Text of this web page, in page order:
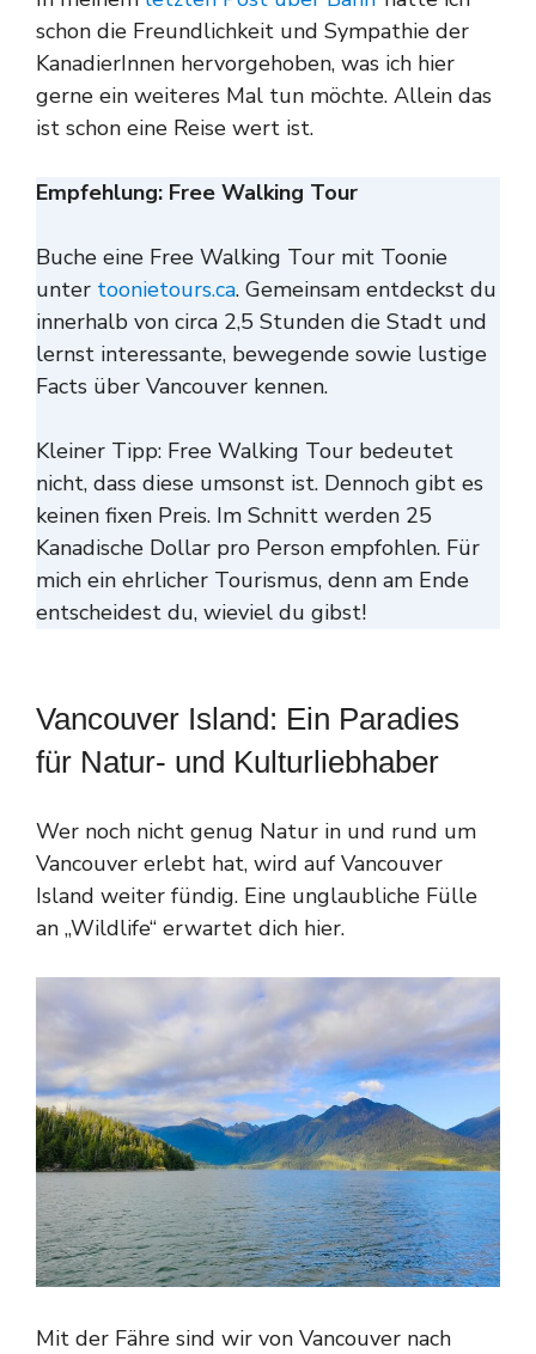
schon die Freundlichkeit und Sympathie der
KanadierInnen hervorgehoben, was ich hier
gerne ein weiteres Mal tun möchte. Allein das
ist schon eine Reise wert ist.
Empfehlung: Free Walking Tour
Buche eine Free Walking Tour mit Toonie
unter toonietours.ca. Gemeinsam entdeckst du
innerhalb von circa 2,5 Stunden die Stadt und
lernst interessante, bewegende sowie lustige
Facts über Vancouver kennen.
Kleiner Tipp: Free Walking Tour bedeutet
nicht, dass diese umsonst ist. Dennoch gibt es
keinen fixen Preis. Im Schnitt werden 25
Kanadische Dollar pro Person empfohlen. Für
mich ein ehrlicher Tourismus, denn am Ende
entscheidest du, wieviel du gibst!
Vancouver Island: Ein Paradies
für Natur- und Kulturliebhaber
Wer noch nicht genug Natur in und rund um
Vancouver erlebt hat, wird auf Vancouver
Island weiter fündig. Eine unglaubliche Fülle
an „Wildlife“ erwartet dich hier.
Mit der Fähre sind wir von Vancouver nach